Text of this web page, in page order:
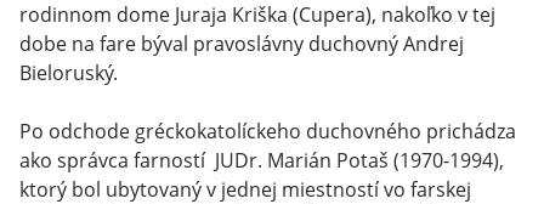
rodinnom dome Juraja Kriška (Cupera), nakoľko v tej
dobe na fare býval pravoslávny duchovný Andrej
Bieloruský.
Po odchode gréckokatolíckeho duchovného prichádza
ako správca farností JUDr. Marián Potaš (1970-1994),
ktorý bol ubytovaný v jednej miestností vo farskej